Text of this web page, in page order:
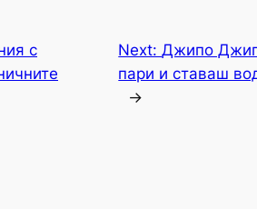
с
Next:Джипо
пари и ставаш
→